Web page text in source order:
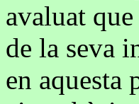
avaluat
de la seva
en aquesta